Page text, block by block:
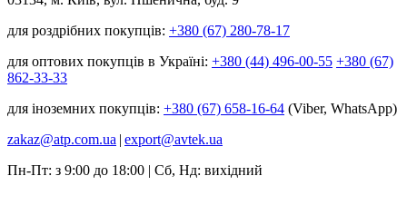
для роздрібних покупців: +380 (67) 280-78-17
для оптових покупців в Україні: +380 (44) 496-00-55 +380 (67)
862-33-33
для іноземних покупців: +380 (67) 658-16-64 (Viber, WhatsApp)
zakaz@atp.com.ua | export@avtek.ua
Пн-Пт: з 9:00 до 18:00 | Сб, Нд: вихідний